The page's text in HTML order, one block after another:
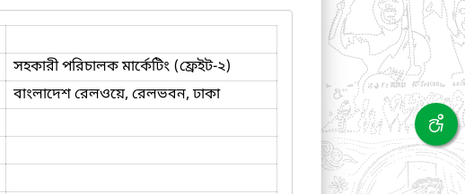
সহকারী পরিচালক মার্কেটিং (ফ্রেইট-২)
বাংলাদেশ রেলওয়ে, রেলভবন, ঢাকা